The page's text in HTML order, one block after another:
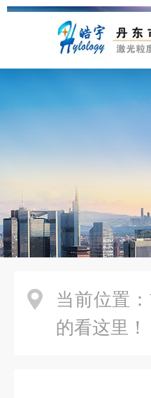
当前位置：
的看这里！